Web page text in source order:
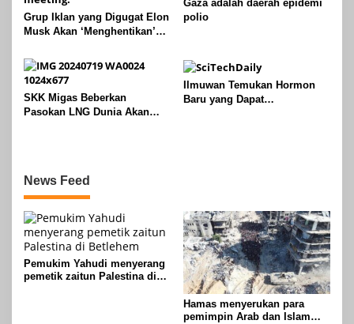
Grup Iklan yang Digugat Elon
Musk Akan ‘Menghentikan’
Gaza adalah daerah epidemi
polio
SKK Migas Beberkan
Pasokan LNG Dunia Akan
Ilmuwan Temukan Hormon
Baru yang Dapat
News Feed
Pemukim Yahudi menyerang
pemetik zaitun Palestina di
Hamas menyerukan para
pemimpin Arab dan Islam